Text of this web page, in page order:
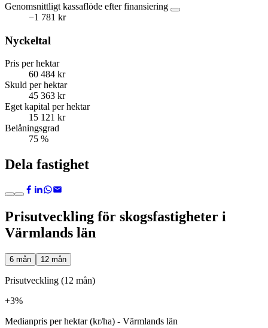
Genomsnittligt kassaflöde efter finansiering
−1 781 kr
Nyckeltal
Pris per hektar
60 484 kr
Skuld per hektar
45 363 kr
Eget kapital per hektar
15 121 kr
Belåningsgrad
75 %
Dela fastighet
Prisutveckling för skogsfastigheter i
Värmlands län
6 mån 12 mån
Prisutveckling (12 mån)
+3%
Medianpris per hektar (kr/ha) - Värmlands län